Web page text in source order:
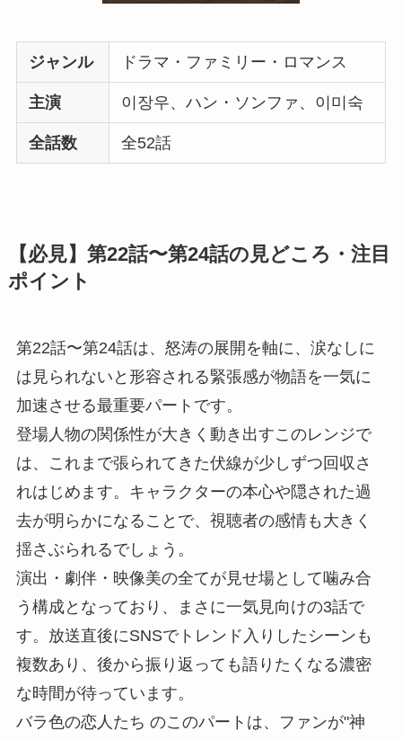
ジャンル ドラマ・ファミリー・ロマンス
主演 이장우、ハン・ソンファ、이미숙
全話数 全52話
【必見】第22話〜第24話の見どころ・注目
ポイント
第22話〜第24話は、怒涛の展開を軸に、涙なしに
は見られないと形容される緊張感が物語を一気に
加速させる最重要パートです。
登場人物の関係性が大きく動き出すこのレンジで
は、これまで張られてきた伏線が少しずつ回収さ
れはじめます。キャラクターの本心や隠された過
去が明らかになることで、視聴者の感情も大きく
揺さぶられるでしょう。
演出・劇伴・映像美の全てが見せ場として噛み合
う構成となっており、まさに一気見向けの3話で
す。放送直後にSNSでトレンド入りしたシーンも
複数あり、後から振り返っても語りたくなる濃密
な時間が待っています。
バラ色の恋人たち のこのパートは、ファンが"神